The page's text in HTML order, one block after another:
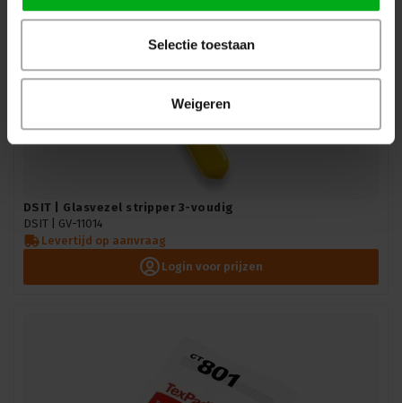
Selectie toestaan
Weigeren
DSIT | Glasvezel stripper 3-voudig
DSIT | GV-11014
Levertijd op aanvraag
Login voor prijzen